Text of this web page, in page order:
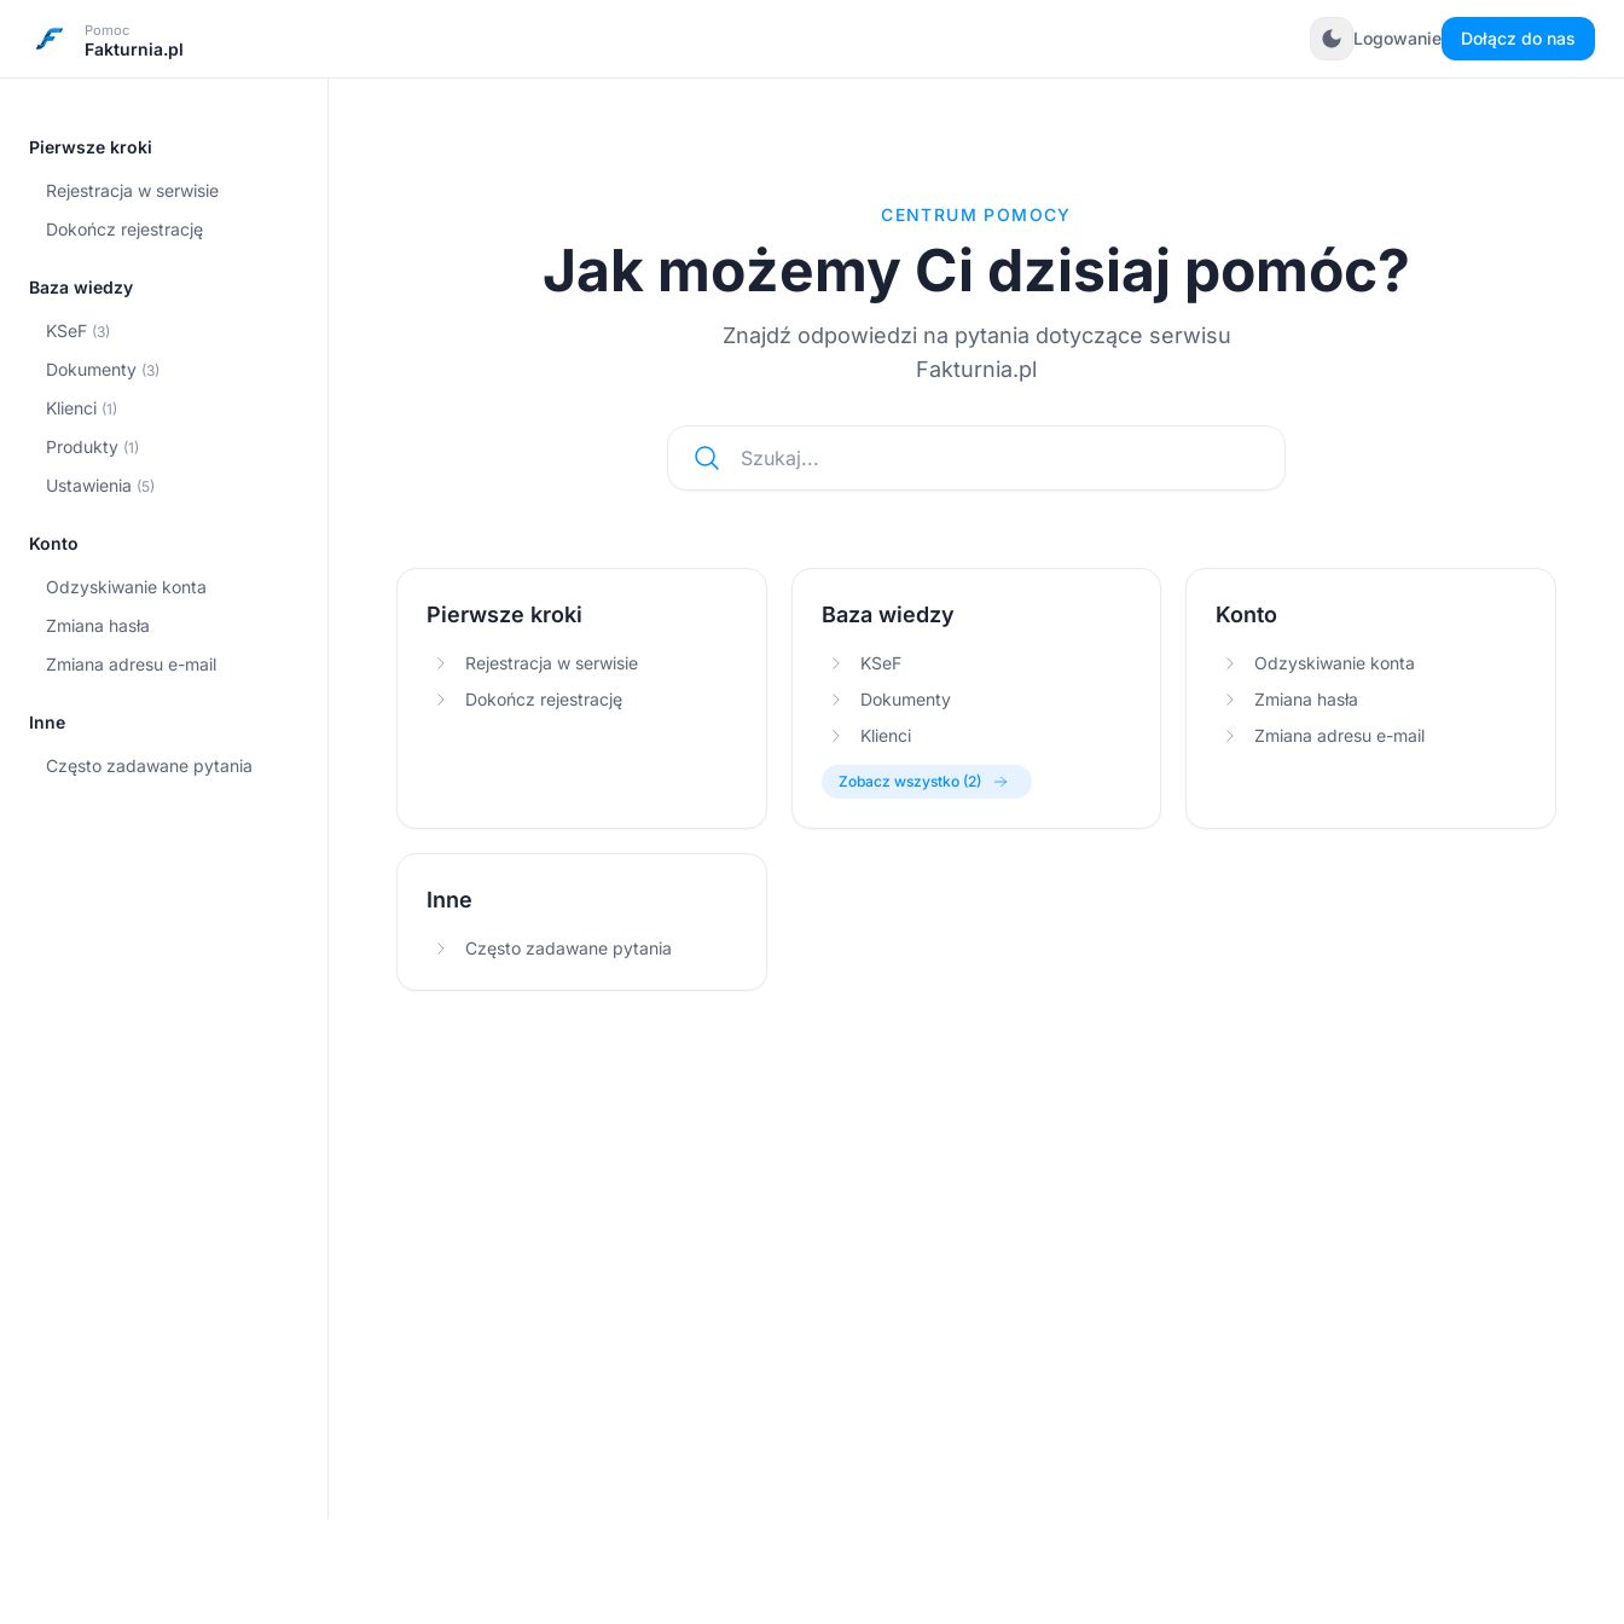
Pomoc
Fakturnia.pl dark_mode Logowanie Dołącz do nas
Pierwsze kroki
Rejestracja w serwisie
Dokończ rejestrację
Baza wiedzy
KSeF (3)
Dokumenty (3)
Klienci (1)
Produkty (1)
Ustawienia (5)
Konto
Odzyskiwanie konta
Zmiana hasła
Zmiana adresu e-mail
Inne
Często zadawane pytania
CENTRUM POMOCY
Jak możemy Ci dzisiaj pomóc?
Znajdź odpowiedzi na pytania dotyczące serwisu
Fakturnia.pl
Szukaj...
Pierwsze kroki
Rejestracja w serwisie
Dokończ rejestrację
Baza wiedzy
KSeF
Dokumenty
Klienci
Zobacz wszystko (2)
Konto
Odzyskiwanie konta
Zmiana hasła
Zmiana adresu e-mail
Inne
Często zadawane pytania